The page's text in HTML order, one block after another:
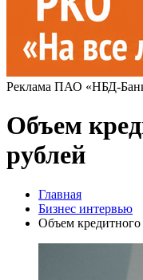
Реклама ПАО «НБД-
Объем
рублей
Главная
Бизнес интервью
Объем